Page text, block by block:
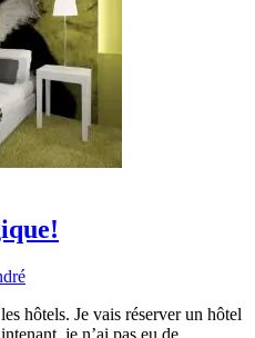
hôtels. Je vais réserver un hôtel
je n’ai pas eu de